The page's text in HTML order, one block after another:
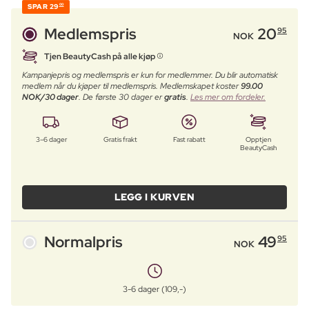
SPAR 29 00
Medlemspris NOK 2095
Tjen BeautyCash på alle kjøp
Kampanjepris og medlemspris er kun for medlemmer. Du blir automatisk
medlem når du kjøper til medlemspris. Medlemskapet koster99.00
NOK/30 dager. De første 30 dager ergratis. Les mer om fordeler.
3–6 dager Gratis frakt Fast rabatt
Opptjen
BeautyCash
LEGG I KURVEN
Normalpris NOK 4995
3-6 dager (109,-)